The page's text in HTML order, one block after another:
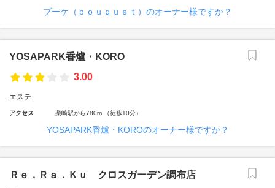
ブーケ（ｂｏｕｑｕｅｔ）のオーナー様ですか？
YOSAPARK香爐・KORO
3.00
エステ
アクセス 柴崎駅から780m （徒歩10分）
YOSAPARK香爐・KOROのオーナー様ですか？
Ｒｅ．Ｒａ．Ｋｕ クロスガーデン調布店